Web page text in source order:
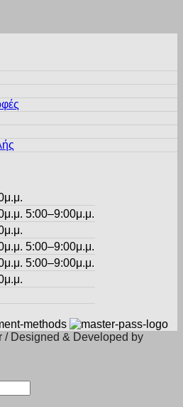
5:00–9:00μ.μ.
5:00–9:00μ.μ.
5:00–9:00μ.μ.
Designed & Developed by